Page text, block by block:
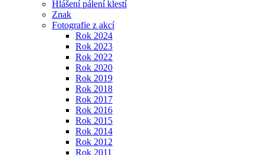
Hlášení pálení klestí
Znak
Fotografie z akcí
Rok 2024
Rok 2023
Rok 2022
Rok 2020
Rok 2019
Rok 2018
Rok 2017
Rok 2016
Rok 2015
Rok 2014
Rok 2012
Rok 2011